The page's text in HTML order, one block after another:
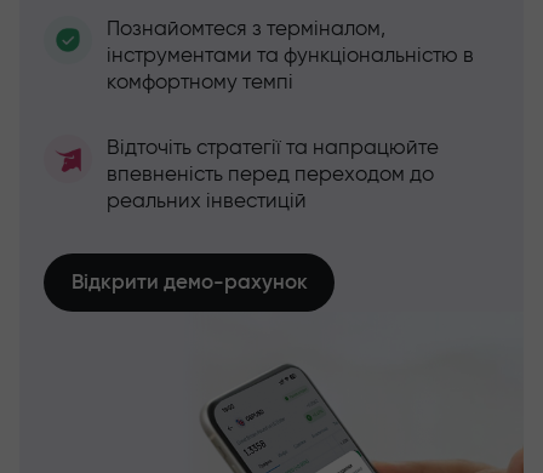
Познайомтеся з терміналом,
інструментами та функціональністю в
комфортному темпі
Відточіть стратегії та напрацюйте
впевненість перед переходом до
реальних інвестицій
Відкрити демо-рахунок